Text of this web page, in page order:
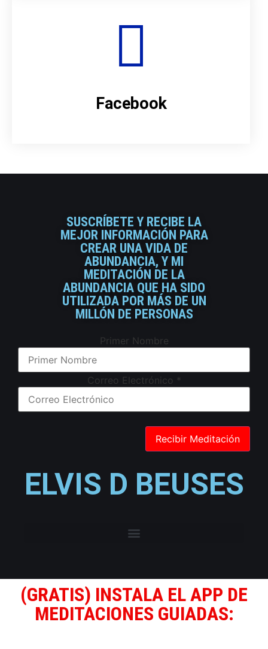
Facebook
SUSCRÍBETE Y RECIBE LA
MEJOR INFORMACIÓN PARA
CREAR UNA VIDA DE
ABUNDANCIA, Y MI
MEDITACIÓN DE LA
ABUNDANCIA QUE HA SIDO
UTILIZADA POR MÁS DE UN
MILLÓN DE PERSONAS
Primer Nombre
Correo Electrónico *
ELVIS D BEUSES
(GRATIS) INSTALA EL APP DE
MEDITACIONES GUIADAS: